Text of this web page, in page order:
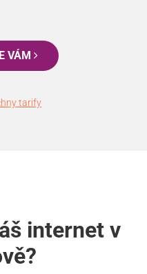
VÁM
tarify
internet v